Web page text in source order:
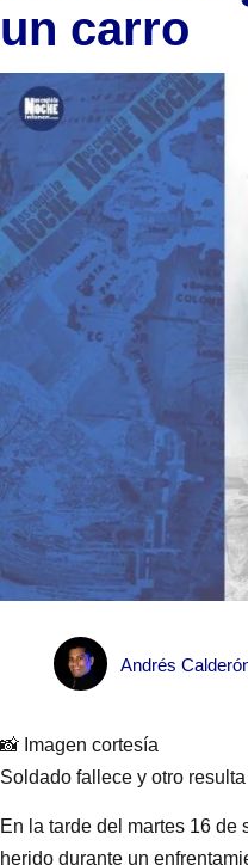
un carro
Andrés
📸 Imagen cortesía
Soldado fallece y otro
En la tarde del martes 16
herido durante un